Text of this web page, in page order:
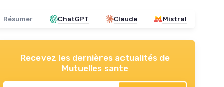
Résumer ChatGPT Claude Mistral
Recevez les dernières actualités de
Mutuelles sante